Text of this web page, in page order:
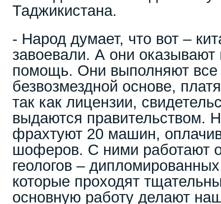
Таджикистана.
- Народ думает, что вот –
завоевали. А они
помощь. Они выполняют все
безвозмездной основе,
так как лицензии,
выдаются правительством.
фрахтуют 20 машин,
шоферов. С ними работают
геологов –
которые проходят
основную работу делают